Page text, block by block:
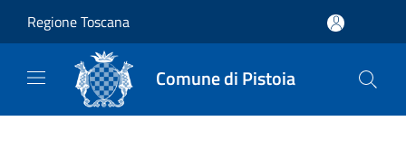
Regione Toscana
Comune di Pistoia